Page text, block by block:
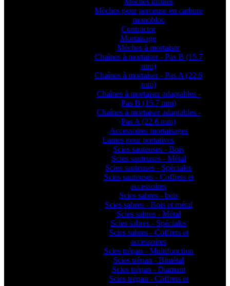
Mèches pour perceuse en carbure
monobloc
Contractor
Mortaisage
Mèches à mortaiser
Chaînes à mortaiser - Pas B (15.7
mm)
Chaînes à mortaiser - Pas A (22.6
mm)
Chaînes à mortaiser adaptables -
Pas B (15.7 mm)
Chaînes à mortaiser adaptables -
Pas A (22.6 mm)
Accessoires mortaisages
Lames pour portatives
Scies sauteuses - Bois
Scies sauteuses - Métal
Scies sauteuses - Spéciales
Scies sauteuses - Coffrets et
accessoires
Scies sabres - bois
Scies sabres - Bois et métal
Scies sabres - Métal
Scies sabres - Spéciales
Scies sabres - Coffrets et
accessoires
Scies trépan - Multifonction
Scies trépan - Bimétal
Scies trépan - Diamant
Scies trépan - Coffrets et